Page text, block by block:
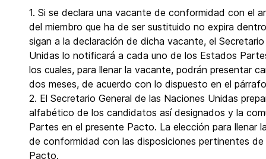
1. Si se declara una vacante de conformidad con el
del miembro que ha de ser sustituido no expira
sigan a la declaración de dicha vacante, el
Unidas lo notificará a cada uno de los Estados
los cuales, para llenar la vacante, podrán presentar
dos meses, de acuerdo con lo dispuesto en el
2. El Secretario General de las Naciones Unidas
alfabético de los candidatos así designados y la
Partes en el presente Pacto. La elección para llenar
de conformidad con las disposiciones pertinentes
Pacto.